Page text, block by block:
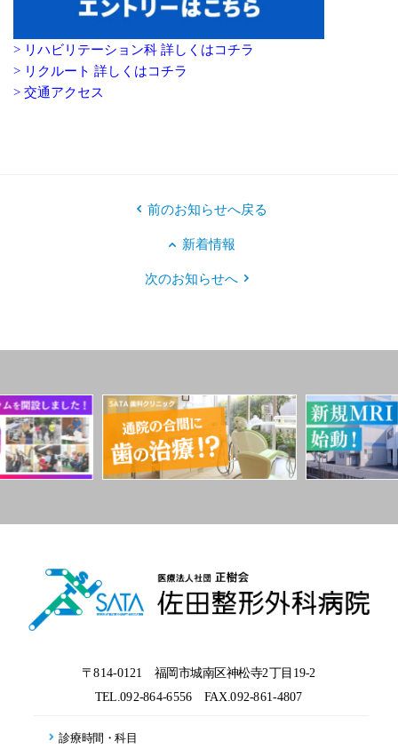
> リハビリテーション科 詳しくはコチラ
> リクルート 詳しくはコチラ
> 交通アクセス
前のお知らせへ戻る
新着情報
次のお知らせへ
〒814-0121 福岡市城南区神松寺2丁目19-2
TEL.092-864-6556 FAX.092-861-4807
診療時間・科目